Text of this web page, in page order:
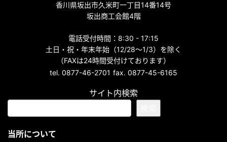
香川県坂出市久米町一丁目14番14号
坂出商工会館4階
電話受付時間：8:30 - 17:15
土日・祝・年末年始（12/28～1/3）を除く
（FAXは24時間受付けております）
tel. 0877-46-2701 fax. 0877-45-6165
サイト内検索
当所について